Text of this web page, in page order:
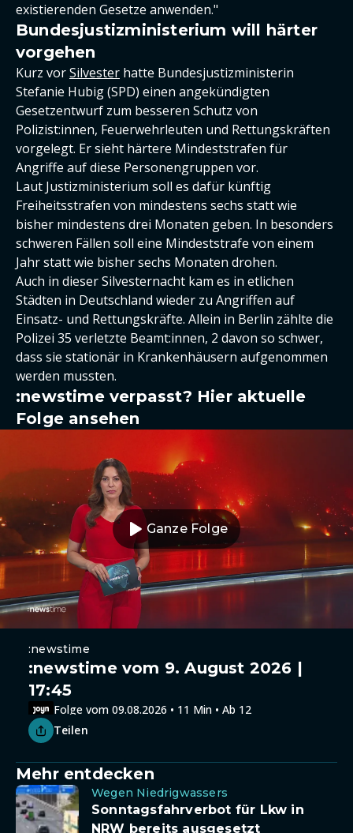
existierenden Gesetze anwenden."
Bundesjustizministerium will härter
vorgehen
Kurz vorSilvester hatte Bundesjustizministerin
Stefanie Hubig (SPD) einen angekündigten
Gesetzentwurf zum besseren Schutz von
Polizist:innen, Feuerwehrleuten und Rettungskräften
vorgelegt. Er sieht härtere Mindeststrafen für
Angriffe auf diese Personengruppen vor.
Laut Justizministerium soll es dafür künftig
Freiheitsstrafen von mindestens sechs statt wie
bisher mindestens drei Monaten geben. In besonders
schweren Fällen soll eine Mindeststrafe von einem
Jahr statt wie bisher sechs Monaten drohen.
Auch in dieser Silvesternacht kam es in etlichen
Städten in Deutschland wieder zu Angriffen auf
Einsatz- und Rettungskräfte. Allein in Berlin zählte die
Polizei 35 verletzte Beamt:innen, 2 davon so schwer,
dass sie stationär in Krankenhäusern aufgenommen
werden mussten.
:newstime verpasst? Hier aktuelle
Folge ansehen
Ganze Folge
:newstime
:newstime vom 9. August 2026 |
17:45
Folge vom 09.08.2026 • 11 Min • Ab 12
Teilen
Mehr entdecken
Wegen Niedrigwassers
Sonntagsfahrverbot für Lkw in
NRW bereits ausgesetzt